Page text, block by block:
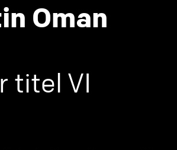
Oman
titel VI